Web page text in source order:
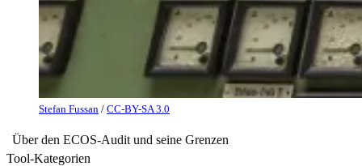
Stefan Fussan / CC-BY-SA 3.0
Über den ECOS-Audit und seine Grenzen
Tool-Kategorien